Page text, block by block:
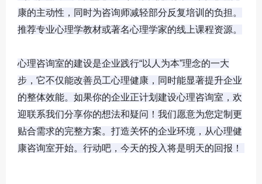
康的主动性，同时为咨询师减轻部分反复培训的负担。
推荐专业心理学教材或著名心理学家的线上课程资源。
心理咨询室的建设是企业践行“以人为本”理念的一大
步，它不仅能改善员工心理健康，同时能显著提升企业
的整体效能。如果你的企业正计划建设心理咨询室，欢
迎联系我们分享你的想法和疑问！我们愿意为您定制更
贴合需求的完整方案。打造关怀的企业环境，从心理健
康咨询室开始。行动吧，今天的投入将是明天的回报！